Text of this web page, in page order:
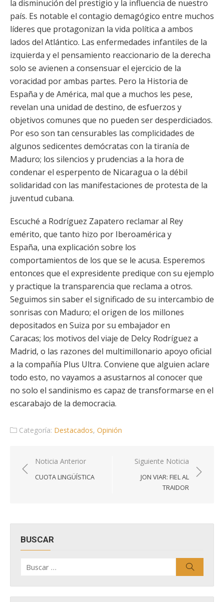
la disminución del prestigio y la influencia de nuestro
país. Es notable el contagio demagógico entre muchos
líderes que protagonizan la vida política a ambos
lados del Atlántico. Las enfermedades infantiles de la
izquierda y el pensamiento reaccionario de la derecha
solo se avienen a consensuar el ejercicio de la
voracidad por ambas partes. Pero la Historia de
España y de América, mal que a muchos les pese,
revelan una unidad de destino, de esfuerzos y
objetivos comunes que no pueden ser desperdiciados.
Por eso son tan censurables las complicidades de
algunos sedicentes demócratas con la tiranía de
Maduro; los silencios y prudencias a la hora de
condenar el esperpento de Nicaragua o la débil
solidaridad con las manifestaciones de protesta de la
juventud cubana.
Escuché a Rodríguez Zapatero reclamar al Rey
emérito, que tanto hizo por Iberoamérica y
España, una explicación sobre los
comportamientos de los que se le acusa. Esperemos
entonces que el expresidente predique con su ejemplo
y practique la transparencia que reclama a otros.
Seguimos sin saber el significado de su intercambio de
sonrisas con Maduro; el origen de los millones
depositados en Suiza por su embajador en
Caracas; los motivos del viaje de Delcy Rodríguez a
Madrid, o las razones del multimillonario apoyo oficial
a la compañía Plus Ultra. Conviene que alguien aclare
todo esto, no vayamos a asustarnos al conocer que
no solo el sandinismo es capaz de transformarse en el
escarabajo de la democracia.
Categoría: Destacados, Opinión
Navegación
de
Noticia Anterior
CUOTA LINGÜÍSTICA
Siguiente Noticia
JON VIAR: FIEL AL
TRAIDOR
BUSCAR
por: